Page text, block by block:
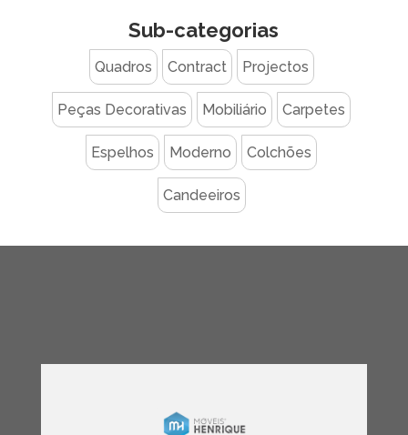
Sub-categorias
Quadros Contract Projectos
Peças Decorativas Mobiliário Carpetes
Espelhos Moderno Colchões
Candeeiros